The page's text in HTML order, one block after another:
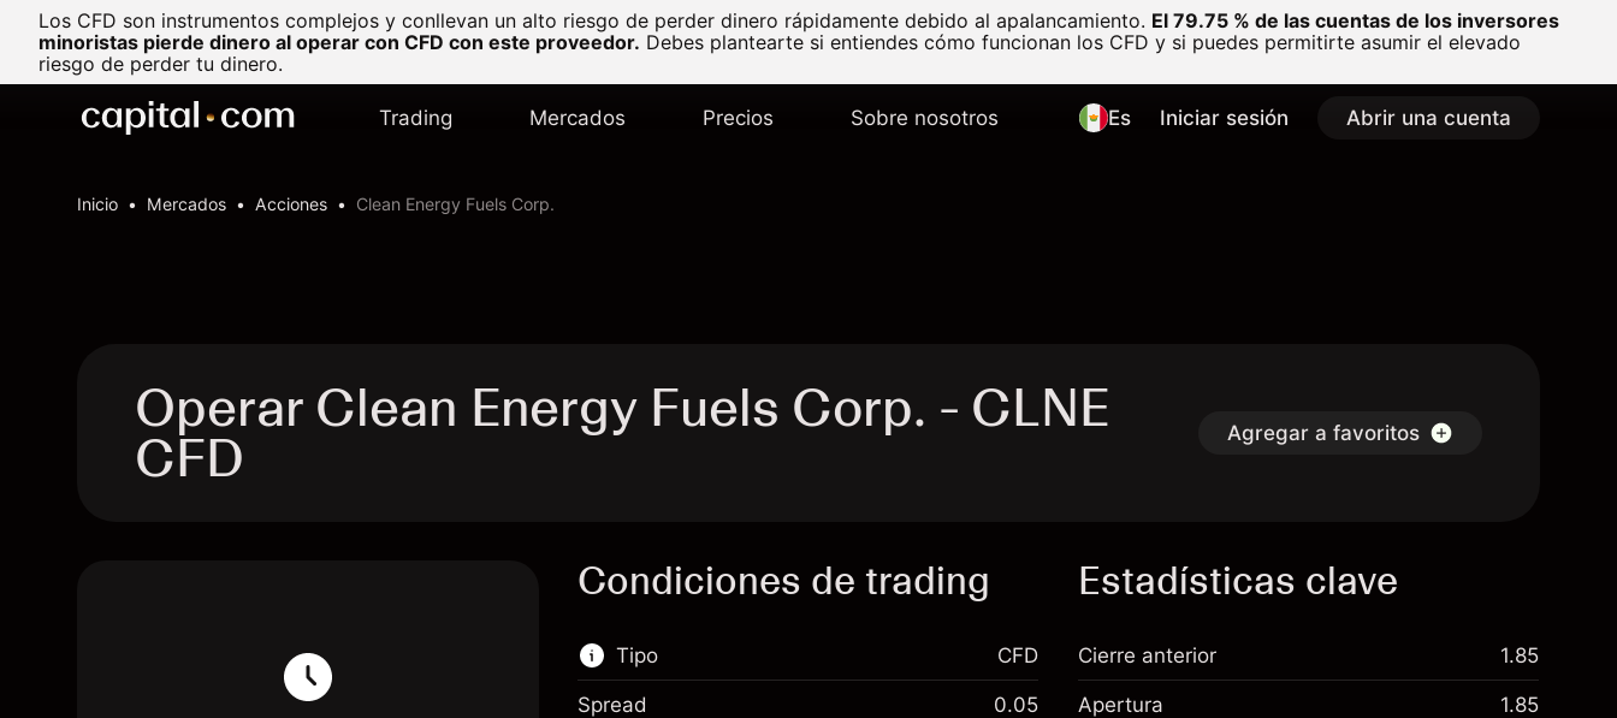
Los CFD son instrumentos complejos y conllevan un alto riesgo de perder dinero rápidamente debido al apalancamiento. El 79.75 % de las cuentas de los inversores
minoristas pierde dinero al operar con CFD con este proveedor. Debes plantearte si entiendes cómo funcionan los CFD y si puedes permitirte asumir el elevado
riesgo de perder tu dinero.
Trading Mercados Precios Sobre nosotros Es Iniciar sesión Abrir una cuenta
Inicio Mercados Acciones Clean Energy Fuels Corp.
Operar Clean Energy Fuels Corp. - CLNE
CFD Agregar a favoritos
Condiciones de trading
Tipo CFD
Spread 0.05
Estadísticas clave
Cierre anterior 1.85
Apertura 1.85